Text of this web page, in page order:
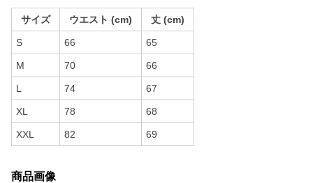
サイズ ウエスト (cm) 丈 (cm)
S 66 65
M 70 66
L 74 67
XL 78 68
XXL 82 69
商品画像